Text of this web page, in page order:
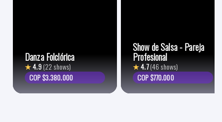
Danza Folclórica
★4.9(22 shows)
COP $3.380.000
Show de Salsa - Pareja
Profesional
★4.7(46 shows)
COP $770.000